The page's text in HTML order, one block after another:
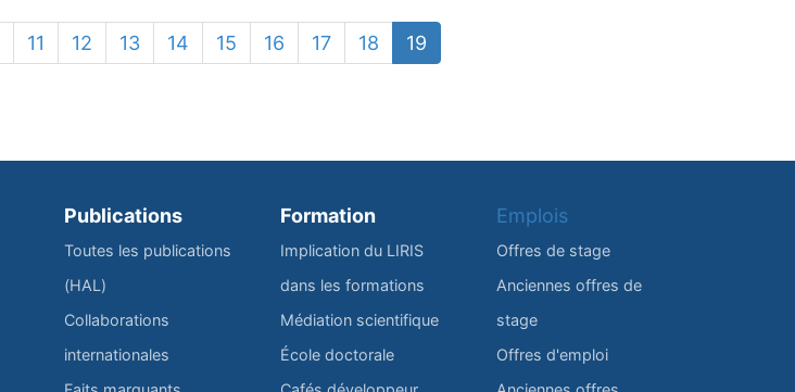
11 12 13 14 15 16 17 18 19
Publications
Toutes les publications
(HAL)
Collaborations
internationales
Formation
Implication du LIRIS
dans les formations
Médiation scientifique
École doctorale
Emplois
Offres de stage
Anciennes offres de
stage
Offres d'emploi